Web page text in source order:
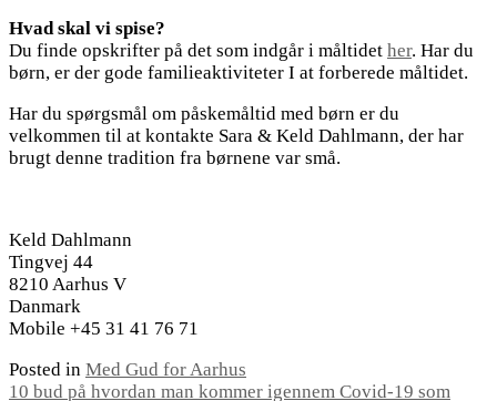
Hvad skal vi spise?
Du finde opskrifter på det som indgår i måltidet her. Har du
børn, er der gode familieaktiviteter I at forberede måltidet.
Har du spørgsmål om påskemåltid med børn er du
velkommen til at kontakte Sara & Keld Dahlmann, der har
brugt denne tradition fra børnene var små.
Keld Dahlmann
Tingvej 44
8210 Aarhus V
Danmark
Mobile +45 31 41 76 71
Posted in Med Gud for Aarhus
10 bud på hvordan man kommer igennem Covid-19 som